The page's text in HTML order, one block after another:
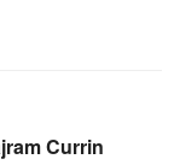
Currin